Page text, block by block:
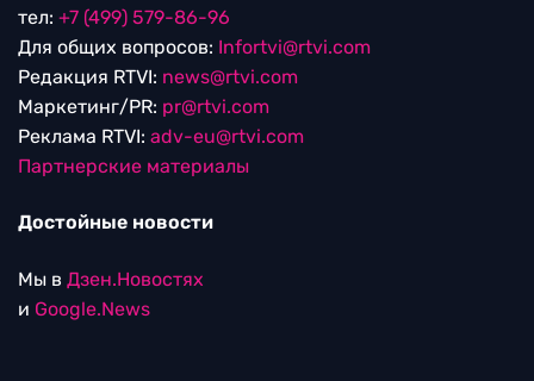
тел: +7 (499) 579-86-96
Для общих вопросов: Infortvi@rtvi.com
Редакция RTVI: news@rtvi.com
Маркетинг/PR: pr@rtvi.com
Реклама RTVI: adv-eu@rtvi.com
Партнерские материалы
Достойные новости
Мы в Дзен.Новостях
и Google.News